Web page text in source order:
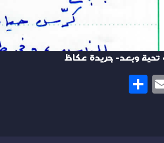
تحية وبعد- جريدة عكاظ
Email